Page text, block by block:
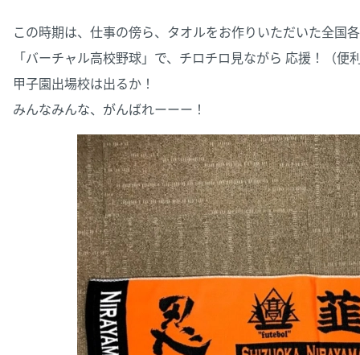
この時期は、仕事の傍ら、タオルをお作りいただいた全国
「バーチャル高校野球」で、チロチロ見ながら 応援！（便
甲子園出場校は出るか！
みんなみんな、がんばれーーー！